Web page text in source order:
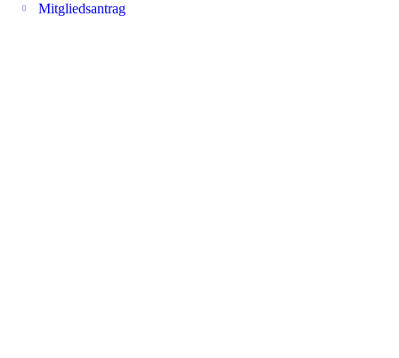
Mitgliedsantrag